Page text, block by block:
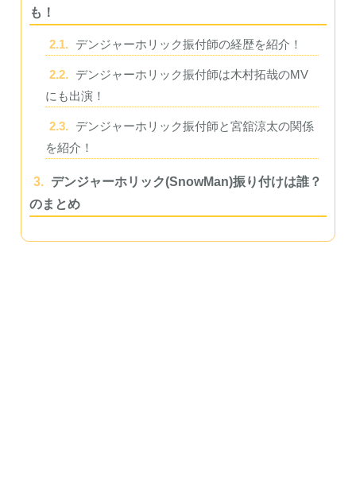
も！
2.1. デンジャーホリック振付師の経歴を紹介！
2.2.
デンジャーホリック振付師は木村拓哉のMV
にも出演！
2.3.
デンジャーホリック振付師と宮舘涼太の関係
を紹介！
3. デンジャーホリック(SnowMan)振り付けは誰？
のまとめ